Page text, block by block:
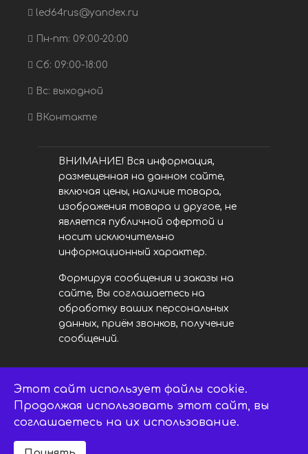
led64rus@yandex.ru
Пн-пт: 09:00-20:00
Сб: 09:00-18:00
Вс: выходной
ВКонтакте
ВНИМАНИЕ! Вся информация,
размещенная на данном сайте,
включая цены, наличие товара,
изображения товара и другое, не
является публичной офертой и
носит исключительно
информационный характер.
Формируя сообщения и заказы на
сайте, Вы соглашаетесь на
обработку ваших персональных
данных, приём звонков, получение
сообщений.
LED центр. © 2014 - 2026
ledsaratov.ru. Все права защищены.
Этот сайт использует файлы cookie.
Продолжая использовать этот сайт, вы
соглашаетесь на их использование.